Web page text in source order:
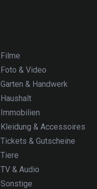
Filme
Foto & Video
Garten & Handwerk
Haushalt
Immobilien
Kleidung & Accessoires
Tickets & Gutscheine
Tiere
TV & Audio
Sonstige